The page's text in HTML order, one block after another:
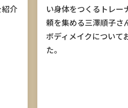
介
い身体をつくるトレー
頼を集める三澤順子さ
ボディメイクについて
た。